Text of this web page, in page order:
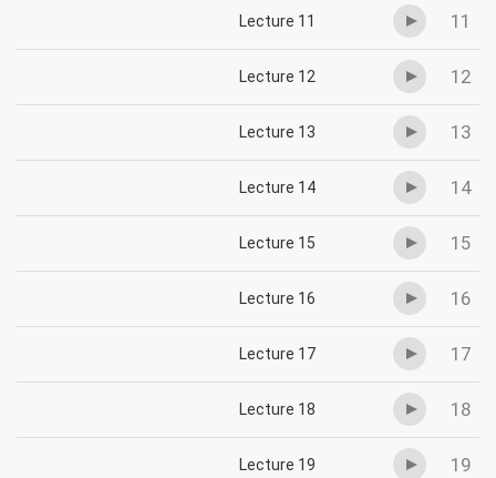
11
Lecture 11
12
Lecture 12
13
Lecture 13
14
Lecture 14
15
Lecture 15
16
Lecture 16
17
Lecture 17
18
Lecture 18
19
Lecture 19